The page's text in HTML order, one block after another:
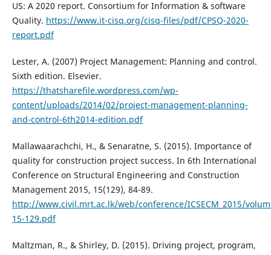
US: A 2020 report. Consortium for Information & software
Quality. https://www.it-cisq.org/cisq-files/pdf/CPSQ-2020-
report.pdf
Lester, A. (2007) Project Management: Planning and control.
Sixth edition. Elsevier.
https://thatsharefile.wordpress.com/wp-
content/uploads/2014/02/project-management-planning-
and-control-6th2014-edition.pdf
Mallawaarachchi, H., & Senaratne, S. (2015). Importance of
quality for construction project success. In 6th International
Conference on Structural Engineering and Construction
Management 2015, 15(129), 84-89.
http://www.civil.mrt.ac.lk/web/conference/ICSECM_2015/
15-129.pdf
Maltzman, R., & Shirley, D. (2015). Driving project, program,